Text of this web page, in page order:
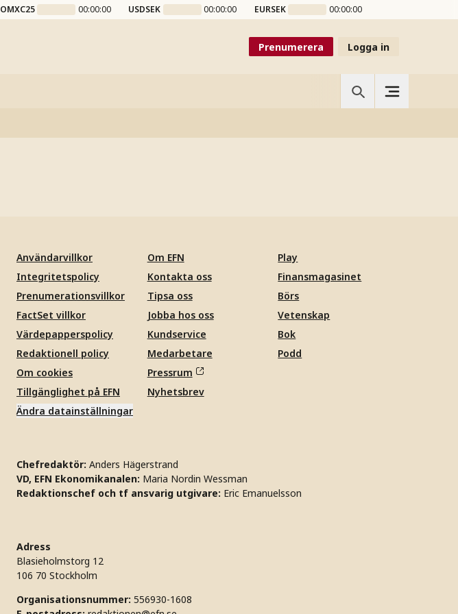
OMXC25 00:00:00 USDSEK 00:00:00 EURSEK 00:00:00
Prenumerera Logga in
Användarvillkor
Integritetspolicy
Prenumerationsvillkor
FactSet villkor
Värdepapperspolicy
Redaktionell policy
Om cookies
Tillgänglighet på EFN
Ändra datainställningar
Om EFN
Kontakta oss
Tipsa oss
Jobba hos oss
Kundservice
Medarbetare
Pressrum
Nyhetsbrev
Play
Finansmagasinet
Börs
Vetenskap
Bok
Podd
Chefredaktör: Anders Hägerstrand
VD, EFN Ekonomikanalen: Maria Nordin Wessman
Redaktionschef och tf ansvarig utgivare: Eric Emanuelsson
Adress
Blasieholmstorg 12
106 70 Stockholm
Organisationsnummer: 556930-1608